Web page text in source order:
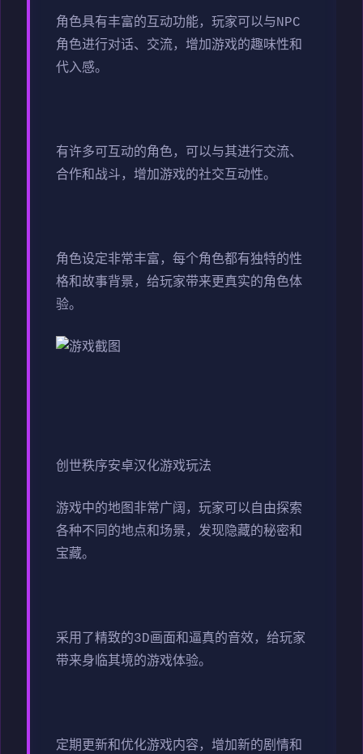
角色具有丰富的互动功能，玩家可以与NPC
角色进行对话、交流，增加游戏的趣味性和
代入感。
有许多可互动的角色，可以与其进行交流、
合作和战斗，增加游戏的社交互动性。
角色设定非常丰富，每个角色都有独特的性
格和故事背景，给玩家带来更真实的角色体
验。
创世秩序安卓汉化游戏玩法
游戏中的地图非常广阔，玩家可以自由探索
各种不同的地点和场景，发现隐藏的秘密和
宝藏。
采用了精致的3D画面和逼真的音效，给玩家
带来身临其境的游戏体验。
定期更新和优化游戏内容，增加新的剧情和